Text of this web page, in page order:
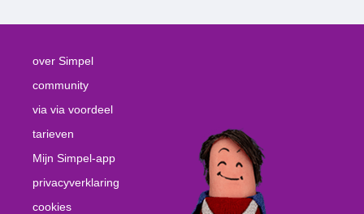
over Simpel
community
via via voordeel
tarieven
Mijn Simpel-app
privacyverklaring
cookies